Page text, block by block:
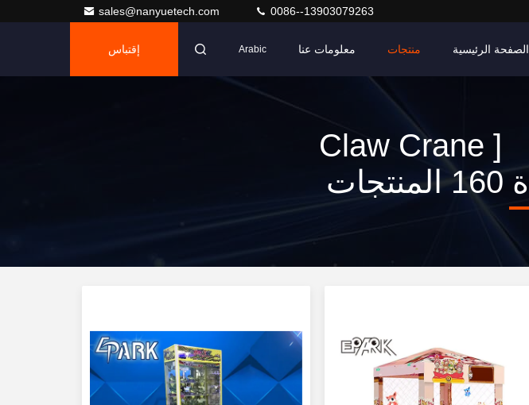
sales@nanyuetech.com 0086--13903079263
الصفحة الرئيسية منتجات معلومات عنا Arabic إقتباس
الكلمات الرئيسية [ Claw Crane